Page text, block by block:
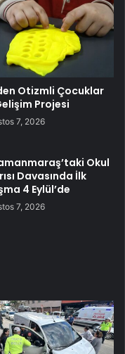
Otizmli Çocuklar
Projesi
7, 2026
Okul
Davasında İlk
4 Eylül’de
7, 2026